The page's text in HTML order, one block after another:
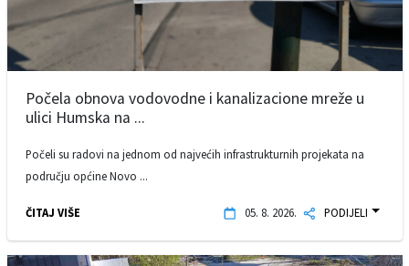
Počela obnova vodovodne i kanalizacione mreže u
ulici Humska na ...
Počeli su radovi na jednom od najvećih infrastrukturnih projekata na
području općine Novo ...
ČITAJ VIŠE 05. 8. 2026. PODIJELI